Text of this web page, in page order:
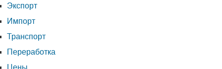
Экспорт
Импорт
Транспорт
Переработка
Цены